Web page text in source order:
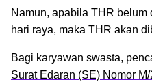
Namun, apabila THR
hari raya, maka THR akan
Bagi karyawan swasta,
Surat Edaran (SE) Nomor